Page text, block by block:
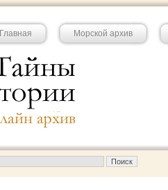
Главная Морской архив